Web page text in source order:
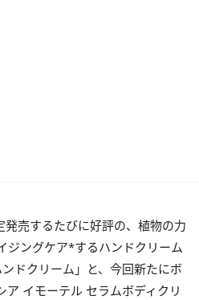
売するたびに好評の、植物の力
ジングケア*するハンドクリーム
ドクリーム」と、今回新たにボ
ア イモーテル セラムボディクリ